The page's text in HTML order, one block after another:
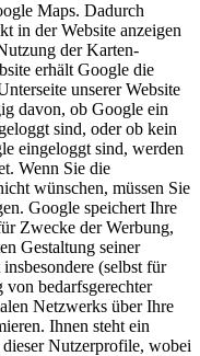
Maps. Dadurch
in der Website anzeigen
der Karten-
erhält Google die
unserer Website
davon, ob Google ein
sind, oder ob kein
eingeloggt sind, werden
Wenn Sie die
wünschen, müssen Sie
Google speichert Ihre
Zwecke der Werbung,
Gestaltung seiner
(selbst für
bedarfsgerechter
Netzwerks über Ihre
Ihnen steht ein
Nutzerprofile, wobei